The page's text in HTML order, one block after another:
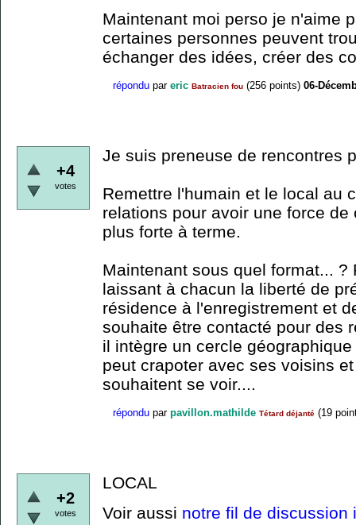
Maintenant moi perso je n'aime
certaines personnes peuvent
échanger des idées, créer des
répondu par eric Batracien fou (256 points) 06-
+4
votes
Je suis preneuse de rencontres
Remettre l'humain et le local au
relations pour avoir une force
plus forte à terme.
Maintenant sous quel format...
laissant à chacun la liberté de
résidence à l'enregistrement et
souhaite être contacté pour des
il intègre un cercle
peut crapoter avec ses voisins
souhaitent se voir....
répondu par pavillon.mathilde Tétard déjanté (19
+2
votes
LOCAL
Voir aussi notre fil de discussion